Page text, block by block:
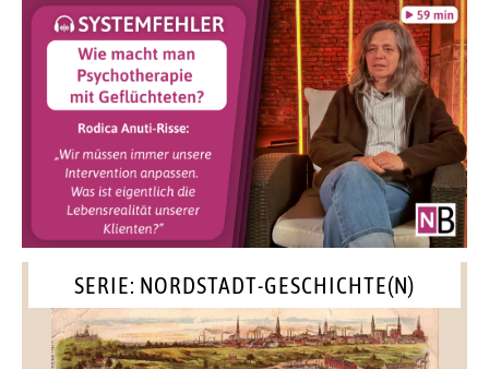
SERIE: NORDSTADT-GESCHICHTE(N)